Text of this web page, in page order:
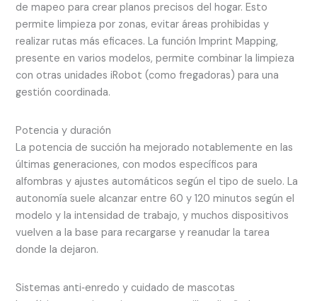
de mapeo para crear planos precisos del hogar. Esto
permite limpieza por zonas, evitar áreas prohibidas y
realizar rutas más eficaces. La función Imprint Mapping,
presente en varios modelos, permite combinar la limpieza
con otras unidades iRobot (como fregadoras) para una
gestión coordinada.
Potencia y duración
La potencia de succión ha mejorado notablemente en las
últimas generaciones, con modos específicos para
alfombras y ajustes automáticos según el tipo de suelo. La
autonomía suele alcanzar entre 60 y 120 minutos según el
modelo y la intensidad de trabajo, y muchos dispositivos
vuelven a la base para recargarse y reanudar la tarea
donde la dejaron.
Sistemas anti‑enredo y cuidado de mascotas